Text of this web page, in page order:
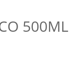
500ML